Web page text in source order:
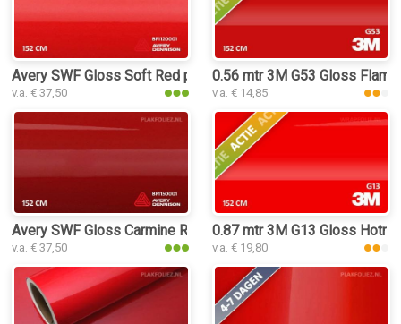
Avery SWF Gloss Soft Red plakfolie
v.a. € 37,50
0.56 mtr 3M G53 Gloss Flame
v.a. € 14,85
Avery SWF Gloss Carmine Red plakfolie
v.a. € 37,50
0.87 mtr 3M G13 Gloss
v.a. € 19,80